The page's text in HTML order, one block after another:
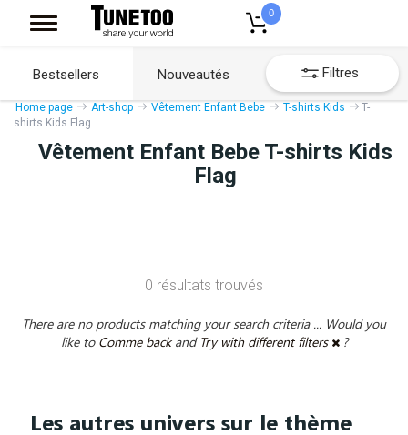
0
Bestsellers Nouveautés Filtres
Home page Art-shop Vêtement Enfant Bebe T-shirts Kids
T-
shirts Kids Flag
Vêtement Enfant Bebe T-shirts Kids
Flag
0 résultats trouvés
There are no products matching your search criteria ... Would you
like to Comme back and Try with different filters ?
Les autres univers sur le thème